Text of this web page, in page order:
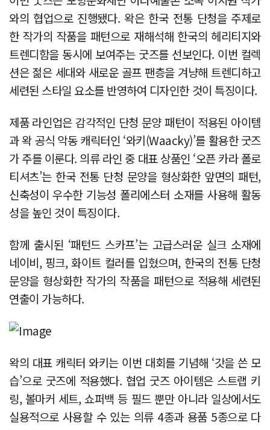
와의 협업으로 진행됐다. 왁은 한국 전통 단청을 주제로
한 작가의 작품을 패턴으로 재해석해 한국의 헤리티지와
트렌디함을 동시에 보여주는 굿즈를 선보인다. 이번 컬렉
션은 젊은 세대와 새로운 골프 팬층을 겨냥해 트렌디하고
세련된 스타일 요소를 반영하여 디자인한 것이 특징이다.
제품 라인업은 감각적인 단청 문양 패턴이 적용된 아이템
과 왁 공식 악동 캐릭터인 ‘와키(Waacky)’를 활용한 굿즈
가 주를 이룬다. 의류 라인 중 대표 상품인 ‘오픈 카라 폴로
티셔츠’는 한국 전통 단청 문양을 형상화한 앞면의 패턴,
신축성이 우수한 기능성 폴리에스터 소재를 사용해 활동
성을 높인 것이 특징이다.
함께 출시된 ‘패턴드 스카프’는 고급스러운 실크 소재에
네이비, 핑크, 화이트 컬러를 입혔으며, 한국의 전통 단청
문양을 형상화한 작가의 작품을 패턴으로 적용해 세련된
연출이 가능하다.
왁의 대표 캐릭터 와키는 이번 대회를 기념해 ‘갓을 쓴 모
습’으로 굿즈에 적용했다. 협업 굿즈 아이템은 스트랩 키
링, 볼마커 세트, 쇼퍼백 등 필드 뿐만 아니라 일상에서도
실용적으로 사용할 수 있는 의류 4종과 용품 5종으로 다